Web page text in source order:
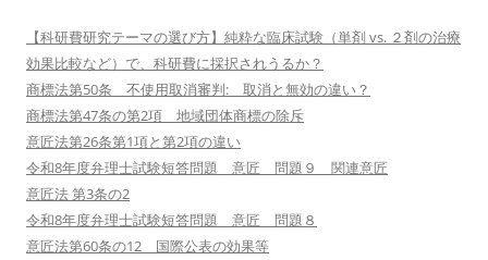
【科研費研究テーマの選び方】純粋な臨床試験（単剤 vs. ２剤の治療
効果比較など）で、科研費に採択されうるか？
商標法第50条 不使用取消審判: 取消と無効の違い？
商標法第47条の第2項 地域団体商標の除斥
意匠法第26条第1項と第2項の違い
令和8年度弁理士試験短答問題 意匠 問題９ 関連意匠
意匠法 第3条の2
令和8年度弁理士試験短答問題 意匠 問題８
意匠法第60条の12 国際公表の効果等